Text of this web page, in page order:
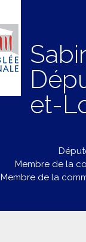
et-
Membre de la
Membre de la